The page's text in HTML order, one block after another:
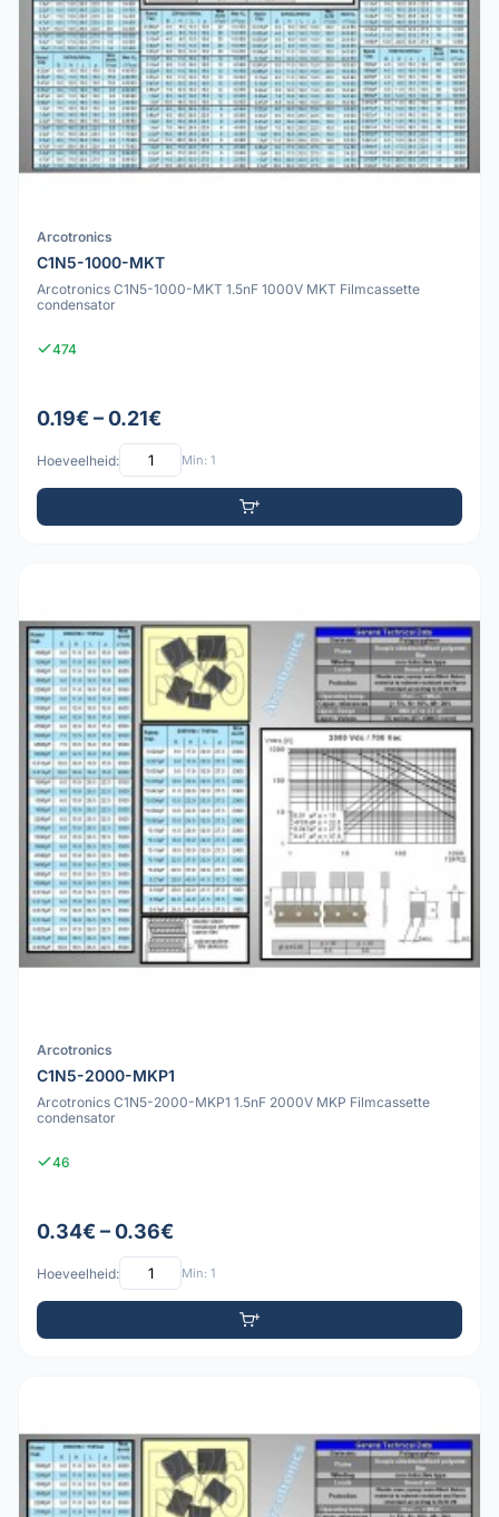
Arcotronics
C1N5-1000-MKT
Arcotronics C1N5-1000-MKT 1.5nF 1000V MKT Filmcassette
condensator
474
0.19€ – 0.21€
Hoeveelheid: Min: 1
Arcotronics
C1N5-2000-MKP1
Arcotronics C1N5-2000-MKP1 1.5nF 2000V MKP Filmcassette
condensator
46
0.34€ – 0.36€
Hoeveelheid: Min: 1